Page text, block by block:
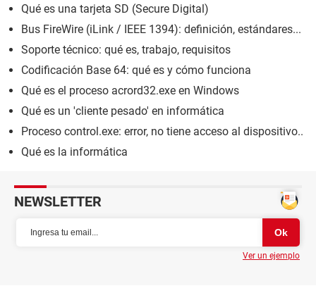
Qué es una tarjeta SD (Secure Digital)
Bus FireWire (iLink / IEEE 1394): definición, estándares...
Soporte técnico: qué es, trabajo, requisitos
Codificación Base 64: qué es y cómo funciona
Qué es el proceso acrord32.exe en Windows
Qué es un 'cliente pesado' en informática
Proceso control.exe: error, no tiene acceso al dispositivo..
Qué es la informática
NEWSLETTER
Ver un ejemplo